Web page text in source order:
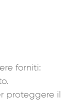
forniti:
proteggere il